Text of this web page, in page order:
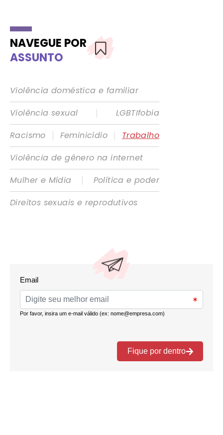
NAVEGUE POR
ASSUNTO
Violência doméstica e familiar
Violência sexual
|
LGBTIfobia
Racismo
| Feminicídio |
Trabalho
Violência de gênero na internet
Mulher e Mídia
|
Política e poder
Direitos sexuais e reprodutivos